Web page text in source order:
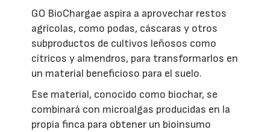
GO BioChargae aspira a aprovechar restos
agrícolas, como podas, cáscaras y otros
subproductos de cultivos leñosos como
cítricos y almendros, para transformarlos en
un material beneficioso para el suelo.
Ese material, conocido como biochar, se
combinará con microalgas producidas en la
propia finca para obtener un bioinsumo